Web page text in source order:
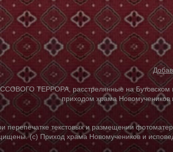
ТЕРРОРА, расстрелянные на Бутовском
приходом храма Новомучеников
перепечатке текстовых и размещении
(с) Приход храма Новомучеников и